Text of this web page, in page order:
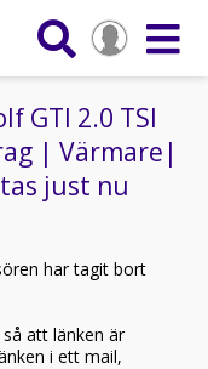
GTI 2.0 TSI
| Värmare|
just nu
har tagit bort
att länken är
i ett mail,